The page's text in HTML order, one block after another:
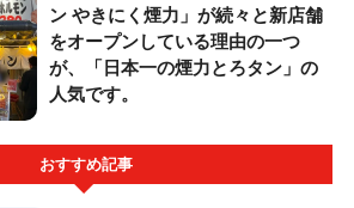
ン やきにく煙力」が続々と新店舗
をオープンしている理由の一つ
が、「日本一の煙力とろタン」の
人気です。
おすすめ記事